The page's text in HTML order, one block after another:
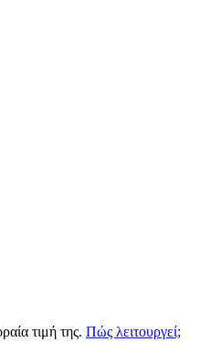
τιμή της. Πώς λειτουργεί;